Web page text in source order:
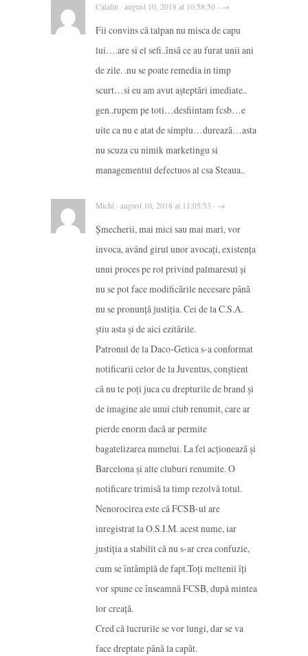
Catalin · august 10, 2018 at 10:58:50 · →
Fii convins că talpan nu misca de capu
lui….are si el sefi..însă ce au furat unii ani
de zile. .nu se poate remedia in timp
scurt…si eu am avut așteptări imediate..
gen..rupem pe toti…desfiintam fcsb…e
uite ca nu e atat de simplu…durează…asta
nu scuza cu nimik marketingu si
managementul defectuos al csa Steaua..
Michi · august 10, 2018 at 11:05:53 · →
Şmecherii, mai mici sau mai mari, vor
invoca, având girul unor avocaţi, existenţa
unui proces pe rol privind palmaresul şi
nu se pot face modificările necesare până
nu se pronunţă justiţia. Cei de la C.S.A.
ştiu asta şi de aici ezitările.
Patronul de la Daco-Getica s-a conformat
notificarii celor de la Juventus, conştient
că nu te poţi juca cu drepturile de brand şi
de imagine ale unui club renumit, care ar
pierde enorm dacă ar permite
bagatelizarea numelui. La fel acţionează şi
Barcelona şi alte cluburi renumite. O
notificare trimisă la timp rezolvă totul.
Nenorocirea este că FCSB-ul are
inregistrat la O.S.I.M. acest nume, iar
justiţia a stabilit că nu s-ar crea confuzie,
cum se întâmplă de fapt.Toţi meltenii îţi
vor spune ce înseamnă FCSB, după mintea
lor creaţă.
Cred că lucrurile se vor lungi, dar se va
face dreptate până la capăt.